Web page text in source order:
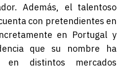
Además, el talentoso
con pretendientes en
en Portugal y
que su nombre ha
en distintos mercados